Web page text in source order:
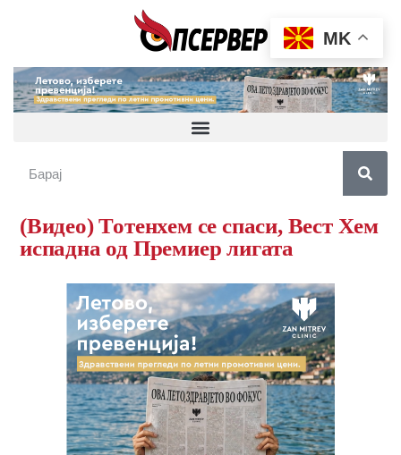
(Видео) Тотенхем се спаси, Вест Хем
испадна од Премиер лигата
MK